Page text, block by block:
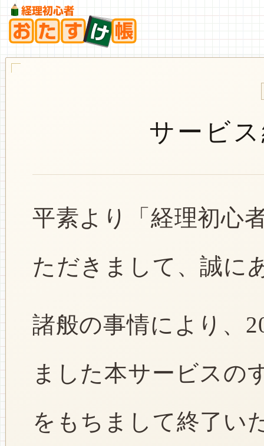
サービ
平素より「経理初心
ただきまして、誠に
諸般の事情により、
ました本サービスの
をもちまして終了い